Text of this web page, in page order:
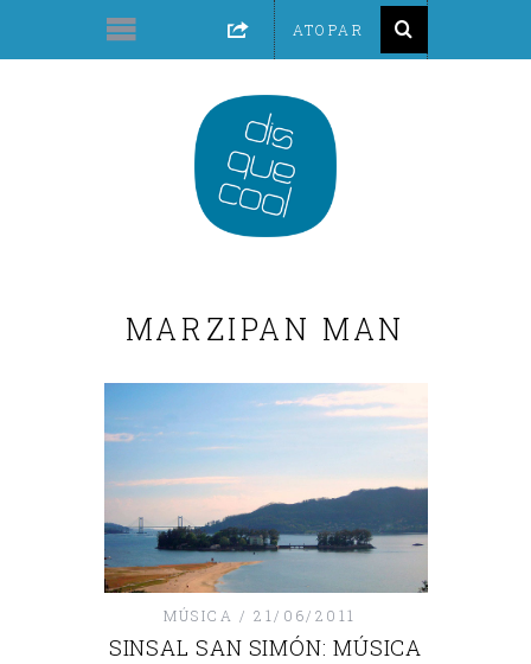
MARZIPAN MAN
MÚSICA 21/06/2011
SINSAL SAN SIMÓN: MÚSICA